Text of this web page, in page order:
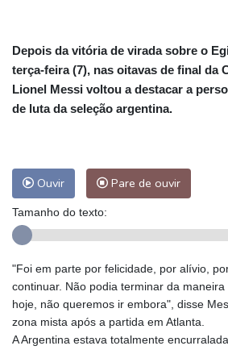
Depois da vitória de virada sobre o
terça-feira (7), nas oitavas de final da
Lionel Messi voltou a destacar a
de luta da seleção argentina.
Ouvir Pare de ouvir
Tamanho do texto:
"Foi em parte por felicidade, por alívio,
continuar. Não podia terminar da
hoje, não queremos ir embora", disse
zona mista após a partida em Atlanta.
A Argentina estava totalmente